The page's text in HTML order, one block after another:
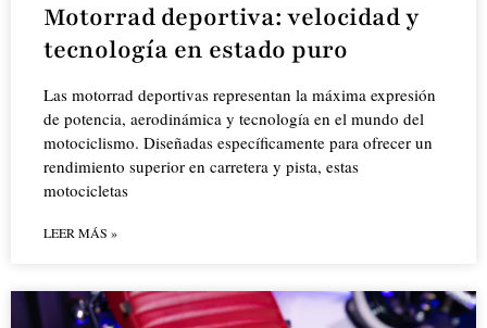
Motorrad deportiva: velocidad y
tecnología en estado puro
Las motorrad deportivas representan la máxima expresión
de potencia, aerodinámica y tecnología en el mundo del
motociclismo. Diseñadas específicamente para ofrecer un
rendimiento superior en carretera y pista, estas
motocicletas
LEER MÁS »